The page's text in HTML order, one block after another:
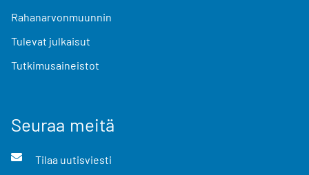
Rahanarvonmuunnin
Tulevat julkaisut
Tutkimusaineistot
Seuraa meitä
Tilaa uutisviesti